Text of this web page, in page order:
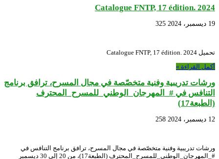
Catalogue FNTP, 17 édition. 2024
19 ديسمبر، 2024 325
تحميل Catalogue FNTP, 17 édition. 2024
أكمل القراءة »
ورشات تدريبية وفنية متخصّصة في مجال المسرح، ترافق برنامج
التنافس في #_المهرجان_الوطني_للمسرح_المحترف
(الطبعة17)
12 ديسمبر، 2024 258
ورشات تدريبية وفنية متخصّصة في مجال المسرح، ترافق برنامج التنافس في
#_المهرجان_الوطني_للمسرح_المحترف (الطبعة17)، من 20 إلى 30 ديسمبر